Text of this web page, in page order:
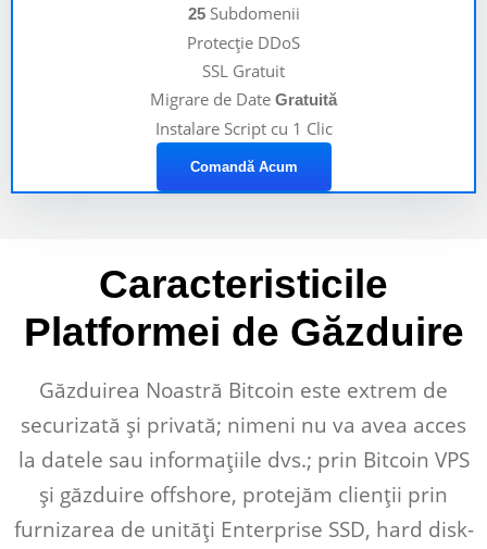
25Subdomenii
Protecție DDoS
SSL Gratuit
Migrare de Date Gratuită
Instalare Script cu 1 Clic
Comandă Acum
Caracteristicile
Platformei de Găzduire
Găzduirea Noastră Bitcoin este extrem de
securizată și privată; nimeni nu va avea acces
la datele sau informațiile dvs.; prin Bitcoin VPS
și găzduire offshore, protejăm clienții prin
furnizarea de unități Enterprise SSD, hard disk-